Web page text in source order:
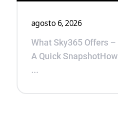
agosto 6, 2026
What Sky365 Offers –
A Quick SnapshotHow
...